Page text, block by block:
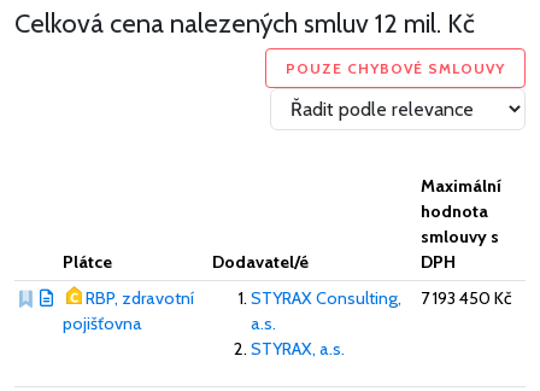
Celková cena nalezených smluv12 mil. Kč
POUZE CHYBOVÉ SMLOUVY
Plátce Dodavatel/é
Maximální
hodnota
smlouvy s
DPH
RBP, zdravotní
pojišťovna
STYRAX Consulting,
a.s.
STYRAX, a.s.
7 193 450 Kč